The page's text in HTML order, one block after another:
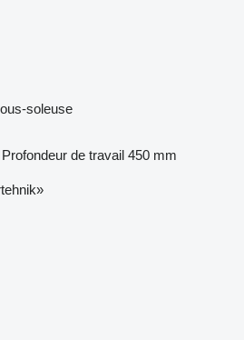
soleuse
Profondeur de travail 450 mm